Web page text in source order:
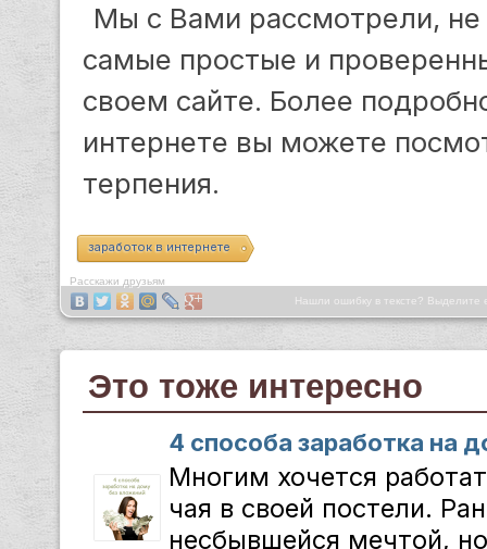
Мы с Вами рассмотрели,
самые простые и
своем сайте. Более
интернете вы можете
терпения.
заработок в интернете
Расскажи друзьям
Нашли ошибку в тексте?
Это тоже интересно
4 способа заработка на
Многим хочется
чая в своей постели.
несбывшейся мечтой,